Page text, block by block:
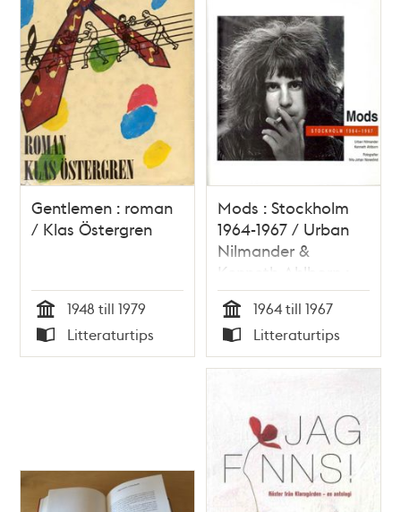
Gentlemen : roman
/ Klas Östergren
Tid
1948 till 1979
Typ
Litteraturtips
Mods : Stockholm
1964-1967 / Urban
Nilmander &
Kenneth Ahlborn ;
fotografier: Nils-
Johan Norenlind
Tid
1964 till 1967
Typ
Litteraturtips